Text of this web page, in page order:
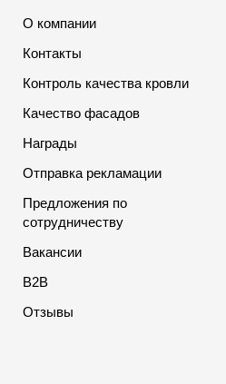
О компании
Контакты
Контроль качества кровли
Качество фасадов
Награды
Отправка рекламации
Предложения по
сотрудничеству
Вакансии
B2B
Отзывы